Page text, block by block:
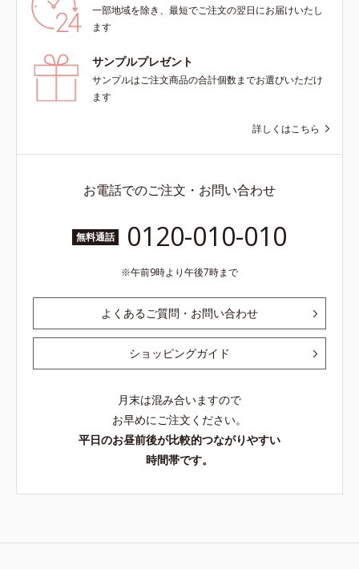
一部地域を除き、最短でご注文の翌日にお届けいたし
ます
サンプルプレゼント
サンプルはご注文商品の合計個数までお選びいただけ
ます
詳しくはこちら
お電話でのご注文・お問い合わせ
無料通話 0120-010-010
午前9時より午後7時まで
よくあるご質問・お問い合わせ
ショッピングガイド
月末は混み合いますので
お早めにご注文ください。
平日のお昼前後が比較的つながりやすい
時間帯です。